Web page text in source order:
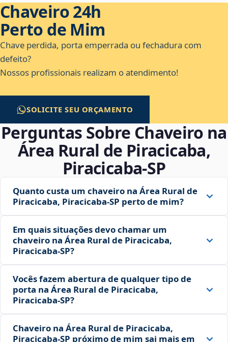
Chaveiro 24h
Perto de Mim
Chave perdida, porta emperrada ou fechadura com
defeito?
Nossos profissionais realizam o atendimento!
SOLICITE SEU ORÇAMENTO
Perguntas Sobre Chaveiro na
Área Rural de Piracicaba,
Piracicaba‑SP
Quanto custa um chaveiro na Área Rural de
Piracicaba, Piracicaba‑SP perto de mim?
Em quais situações devo chamar um
chaveiro na Área Rural de Piracicaba,
Piracicaba‑SP?
Vocês fazem abertura de qualquer tipo de
porta na Área Rural de Piracicaba,
Piracicaba‑SP?
Chaveiro na Área Rural de Piracicaba,
Piracicaba‑SP próximo de mim sai mais em